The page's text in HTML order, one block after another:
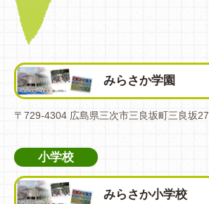
みらさか学園
〒729-4304 広島県三次市三良坂町三良坂
小学校
みらさか小学校